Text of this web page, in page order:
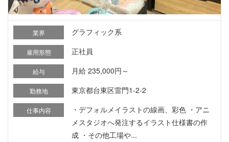
業界 グラフィック系
雇用形態 正社員
給与 月給 235,000円～
勤務地 東京都台東区雷門1-2-2
仕事内容
・デフォルメイラストの線画、彩色 ・アニ
メスタジオへ発注するイラスト仕様書の作
成 ・その他工場や...